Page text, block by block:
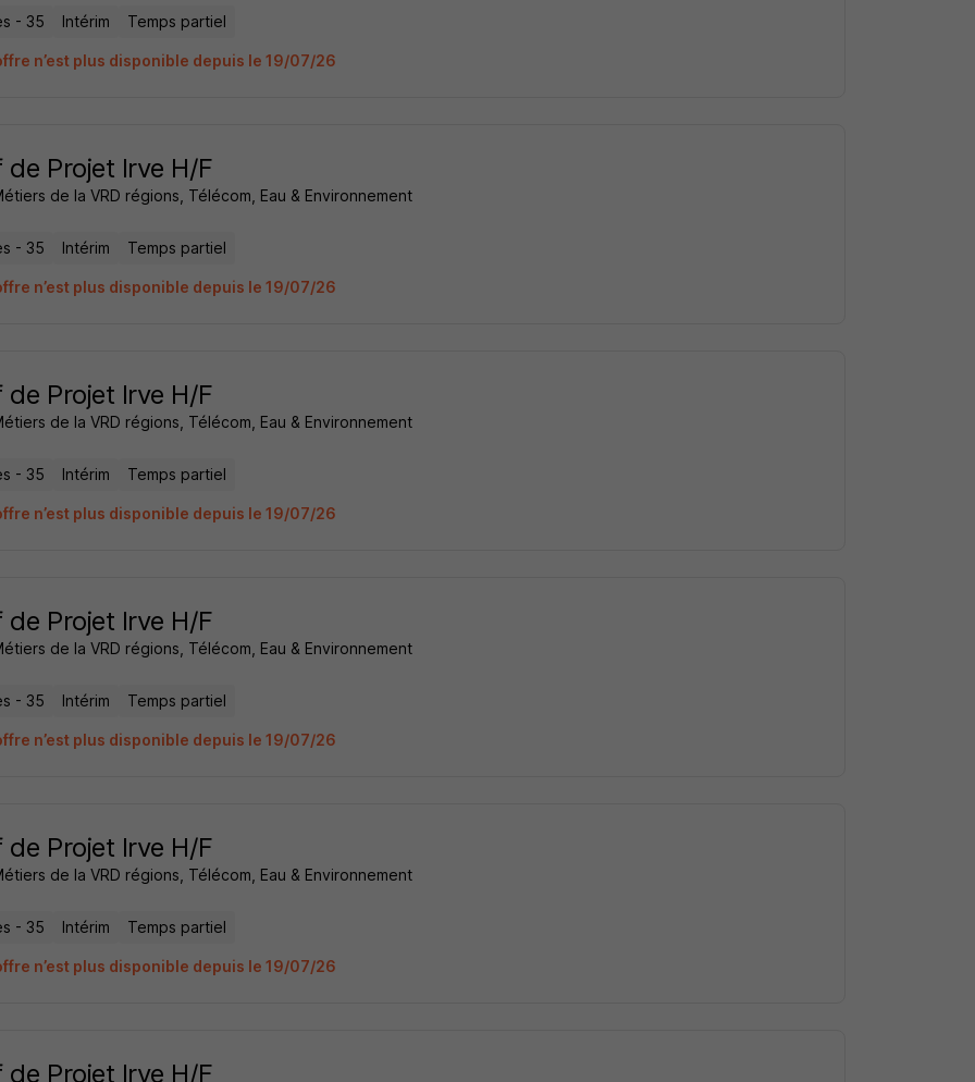
- 35 Intérim Temps partiel
n’est plus disponible depuis le 19/07/26
de Projet Irve H/F
de la VRD régions, Télécom, Eau & Environnement
- 35 Intérim Temps partiel
n’est plus disponible depuis le 19/07/26
de Projet Irve H/F
de la VRD régions, Télécom, Eau & Environnement
- 35 Intérim Temps partiel
n’est plus disponible depuis le 19/07/26
de Projet Irve H/F
de la VRD régions, Télécom, Eau & Environnement
- 35 Intérim Temps partiel
n’est plus disponible depuis le 19/07/26
de Projet Irve H/F
de la VRD régions, Télécom, Eau & Environnement
- 35 Intérim Temps partiel
n’est plus disponible depuis le 19/07/26
de Projet Irve H/F